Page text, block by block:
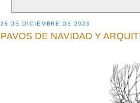
25 DE DICIEMBRE DE 2023
PAVOS DE NAVIDAD Y